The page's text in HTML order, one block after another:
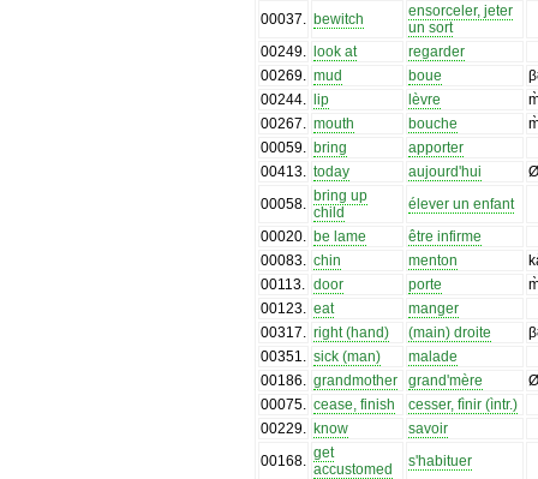
00037. bewitch
ensorceler, jeter
un sort
00249. look at
regarder
00269. mud boue
00244. lip lèvre
00267. mouth bouche
00059. bring
apporter
00413. today aujourd'hui
00058. bring up
child
élever un enfant
00020. be lame
être infirme
00083. chin menton
00113. door porte
00123. eat
manger
00317. right (hand) (main) droite
00351. sick (man)
malade
00186. grandmother grand'mère
00075. cease, finish
cesser, fìnir (ìntr.)
00229. know
savoir
00168. get
accustomed
s'habituer